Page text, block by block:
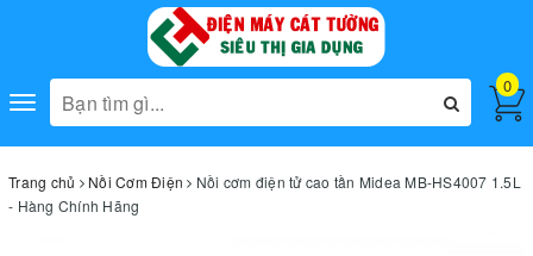
Toggle
navigation
0
Trang chủ Nồi Cơm Điện
Nồi cơm điện tử cao tần Midea MB-HS4007 1.5L
- Hàng Chính Hãng